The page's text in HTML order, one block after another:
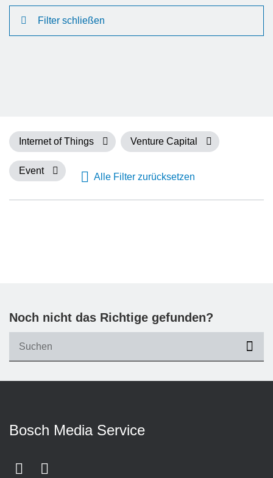
Filter schließen
Internet of Things Venture Capital
Event
Alle Filter zurücksetzen
Noch nicht das Richtige gefunden?
Bosch Media Service